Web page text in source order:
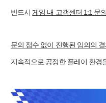
반드시 게임 내 고객센터 1:1 문
문의 접수 없이 진행된 임의의
지속적으로 공정한 플레이 환경